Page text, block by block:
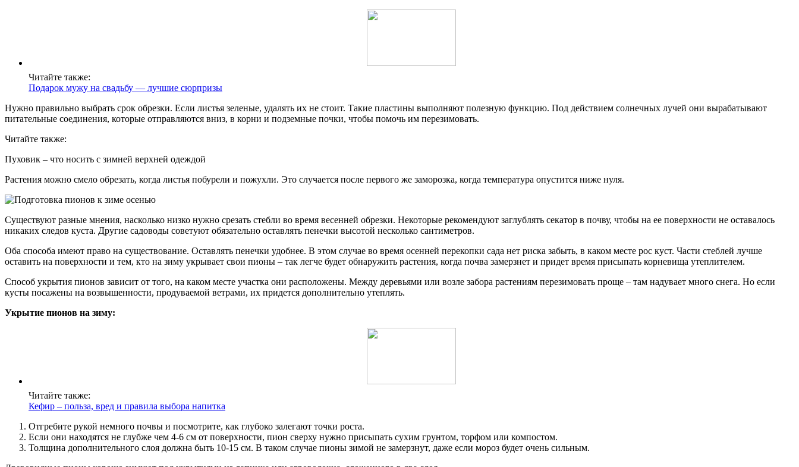
Читайте также:
Подарок мужу на свадьбу — лучшие сюрпризы
Нужно правильно выбрать срок обрезки. Если листья зеленые, удалять их не стоит. Такие пластины выполняют полезную функцию. Под действием солнечных лучей они вырабатывают
питательные соединения, которые отправляются вниз, в корни и подземные почки, чтобы помочь им перезимовать.
Читайте также:
Пуховик – что носить с зимней верхней одеждой
Растения можно смело обрезать, когда листья побурели и пожухли. Это случается после первого же заморозка, когда температура опустится ниже нуля.
Существуют разные мнения, насколько низко нужно срезать стебли во время весенней обрезки. Некоторые рекомендуют заглублять секатор в почву, чтобы на ее поверхности не оставалось
никаких следов куста. Другие садоводы советуют обязательно оставлять пенечки высотой несколько сантиметров.
Оба способа имеют право на существование. Оставлять пенечки удобнее. В этом случае во время осенней перекопки сада нет риска забыть, в каком месте рос куст. Части стеблей лучше
оставить на поверхности и тем, кто на зиму укрывает свои пионы – так легче будет обнаружить растения, когда почва замерзнет и придет время присыпать корневища утеплителем.
Способ укрытия пионов зависит от того, на каком месте участка они расположены. Между деревьями или возле забора растениям перезимовать проще – там надувает много снега. Но если
кусты посажены на возвышенности, продуваемой ветрами, их придется дополнительно утеплять.
Укрытие пионов на зиму:
Читайте также:
Кефир – польза, вред и правила выбора напитка
Отгребите рукой немного почвы и посмотрите, как глубоко залегают точки роста.
Если они находятся не глубже чем 4-6 см от поверхности, пион сверху нужно присыпать сухим грунтом, торфом или компостом.
Толщина дополнительного слоя должна быть 10-15 см. В таком случае пионы зимой не замерзнут, даже если мороз будет очень сильным.